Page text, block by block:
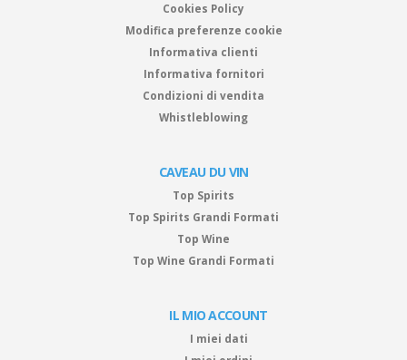
Cookies Policy
Modifica preferenze cookie
Informativa clienti
Informativa fornitori
Condizioni di vendita
Whistleblowing
CAVEAU DU VIN
Top Spirits
Top Spirits Grandi Formati
Top Wine
Top Wine Grandi Formati
IL MIO ACCOUNT
I miei dati